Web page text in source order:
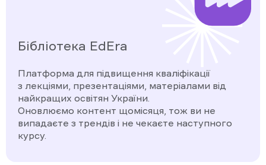
Бібліотека EdEra
Платформа для підвищення кваліфікації
з лекціями, презентаціями, матеріалами від
найкращих освітян України.
Оновлюємо контент щомісяця, тож ви не
випадаєте з трендів і не чекаєте наступного
курсу.